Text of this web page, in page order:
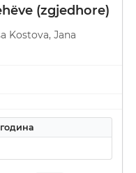
(zgjedhore)
Kostova, Јana